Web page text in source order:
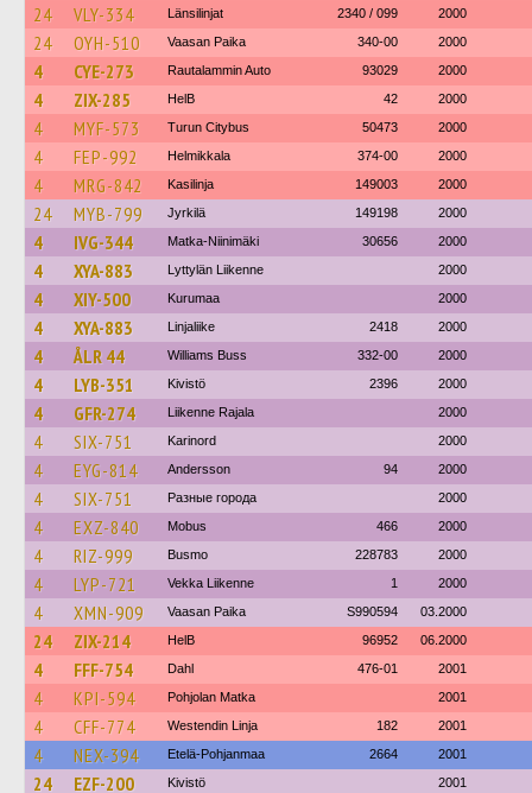
24 VLY-334 Länsilinjat 2340 / 099 2000
24 OYH-510 Vaasan Paika 340-00 2000
4 CYE-273 Rautalammin Auto 93029 2000
4 ZIX-285 HelB 42 2000
4 MYF-573 Turun Citybus 50473 2000
4 FEP-992 Helmikkala 374-00 2000
4 MRG-842 Kasilinja 149003 2000
24 MYB-799 Jyrkilä 149198 2000
4 IVG-344 Matka-Niinimäki 30656 2000
4 XYA-883 Lyttylän Liikenne 2000
4 XIY-500 Kurumaa 2000
4 XYA-883 Linjaliike 2418 2000
4 ÅLR 44 Williams Buss 332-00 2000
4 LYB-351 Kivistö 2396 2000
4 GFR-274 Liikenne Rajala 2000
4 SIX-751 Karinord 2000
4 EYG-814 Andersson 94 2000
4 SIX-751 Разные города 2000
4 EXZ-840 Mobus 466 2000
4 RIZ-999 Busmo 228783 2000
4 LYP-721 Vekka Liikenne 1 2000
4 XMN-909 Vaasan Paika S990594 03.2000
24 ZIX-214 HelB 96952 06.2000
4 FFF-754 Dahl 476-01 2001
4 KPI-594 Pohjolan Matka 2001
4 CFF-774 Westendin Linja 182 2001
4 NEX-394 Etelä-Pohjanmaa 2664 2001
24 EZF-200 Kivistö 2001